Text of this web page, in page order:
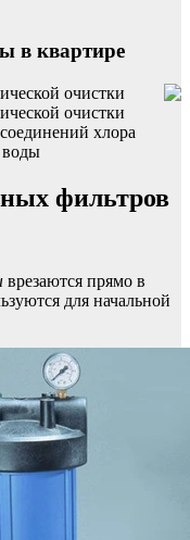
в квартире
очистки
очистки
хлора
воды
фильтров
врезаются прямо в
для начальной